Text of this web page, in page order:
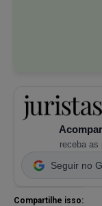
receba
Seguir no
Compartilhe isso: